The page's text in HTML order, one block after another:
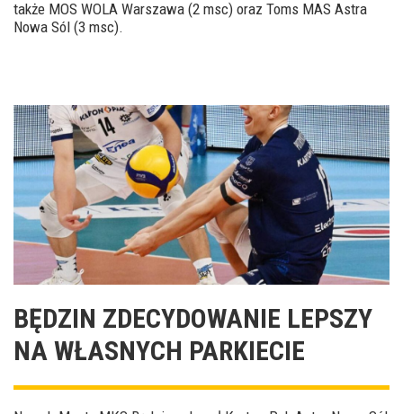
także MOS WOLA Warszawa (2 msc) oraz Toms MAS Astra
Nowa Sól (3 msc).
BĘDZIN ZDECYDOWANIE LEPSZY
NA WŁASNYCH PARKIECIE